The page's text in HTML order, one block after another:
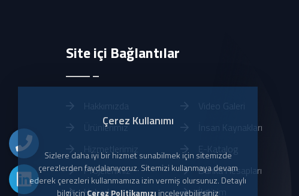
Site içi Bağlantılar
Hakkımızda
Ürünlerimiz
Hizmetlerimiz
Projelerimiz
Haberler
Video Galeri
İnsan Kaynakları
E-Katalog
Banka Hesapları
İletişim
Çerez Kullanımı
Sizlere daha iyi bir hizmet sunabilmek için sitemizde
çerezlerden faydalanıyoruz. Sitemizi kullanmaya devam
ederek çerezleri kullanmamıza izin vermiş olursunuz. Detaylı
bilgi içinÇerez Politikamızı inceleyebilirsiniz